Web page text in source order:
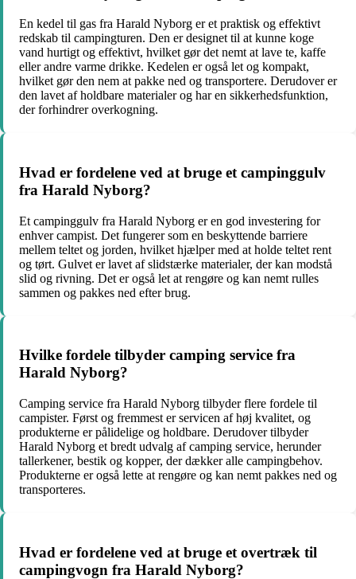
En kedel til gas fra Harald Nyborg er et praktisk og effektivt
redskab til campingturen. Den er designet til at kunne koge
vand hurtigt og effektivt, hvilket gør det nemt at lave te, kaffe
eller andre varme drikke. Kedelen er også let og kompakt,
hvilket gør den nem at pakke ned og transportere. Derudover er
den lavet af holdbare materialer og har en sikkerhedsfunktion,
der forhindrer overkogning.
Hvad er fordelene ved at bruge et campinggulv
fra Harald Nyborg?
Et campinggulv fra Harald Nyborg er en god investering for
enhver campist. Det fungerer som en beskyttende barriere
mellem teltet og jorden, hvilket hjælper med at holde teltet rent
og tørt. Gulvet er lavet af slidstærke materialer, der kan modstå
slid og rivning. Det er også let at rengøre og kan nemt rulles
sammen og pakkes ned efter brug.
Hvilke fordele tilbyder camping service fra
Harald Nyborg?
Camping service fra Harald Nyborg tilbyder flere fordele til
campister. Først og fremmest er servicen af høj kvalitet, og
produkterne er pålidelige og holdbare. Derudover tilbyder
Harald Nyborg et bredt udvalg af camping service, herunder
tallerkener, bestik og kopper, der dækker alle campingbehov.
Produkterne er også lette at rengøre og kan nemt pakkes ned og
transporteres.
Hvad er fordelene ved at bruge et overtræk til
campingvogn fra Harald Nyborg?